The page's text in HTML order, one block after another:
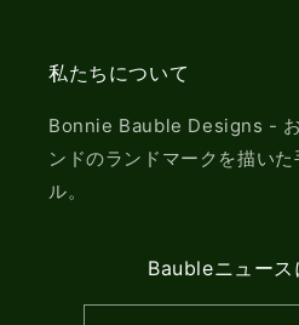
私たちについて
Bonnie Bauble Designs -
ンドのランドマークを描い
ル。
Baubleニュース